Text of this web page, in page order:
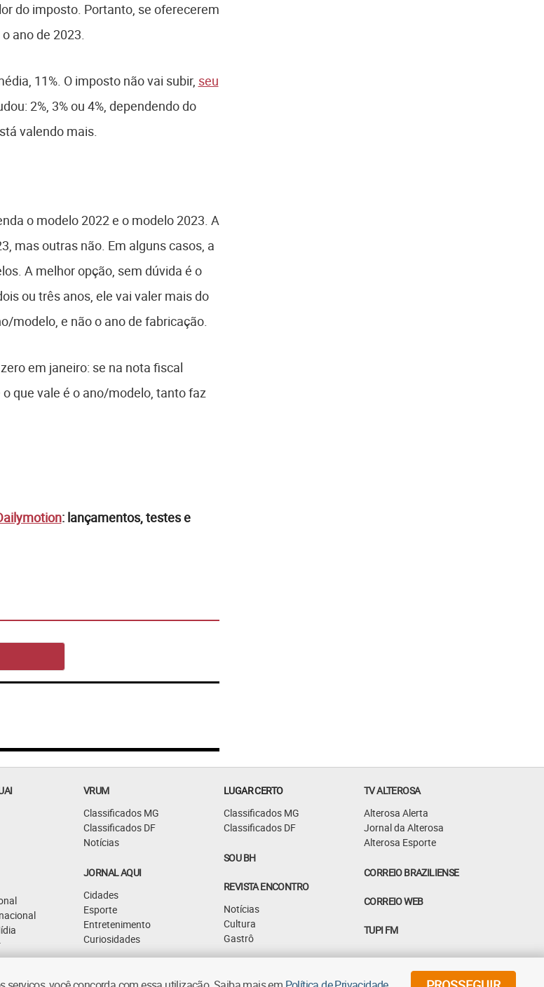
do imposto. Portanto, se oferecerem
ano de 2023.
11%. O imposto não vai subir, seu
2%, 3% ou 4%, dependendo do
valendo mais.
o modelo 2022 e o modelo 2023. A
mas outras não. Em alguns casos, a
A melhor opção, sem dúvida é o
ou três anos, ele vai valer mais do
modelo, e não o ano de fabricação.
em janeiro: se na nota fiscal
que vale é o ano/modelo, tanto faz
: lançamentos, testes e
VRUM
Classificados MG
Classificados DF
Notícias
JORNAL AQUI
Cidades
Esporte
Entretenimento
Curiosidades
LUGAR CERTO
Classificados MG
Classificados DF
SOU BH
REVISTA ENCONTRO
Notícias
Cultura
Gastrô
TV ALTEROSA
Alterosa Alerta
Jornal da Alterosa
Alterosa Esporte
CORREIO BRAZILIENSE
CORREIO WEB
TUPI FM